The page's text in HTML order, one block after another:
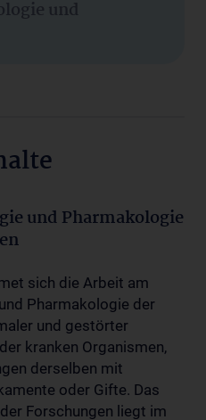
und
und Pharmakologie
sich die Arbeit am
und Pharmakologie der
und gestörter
kranken Organismen,
derselben mit
oder Gifte. Das
Forschungen liegt im